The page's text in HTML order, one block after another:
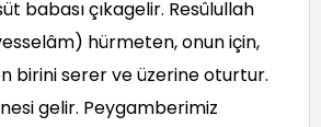
babası çıkagelir. Resûlullah
hürmeten, onun için,
birini serer ve üzerine oturtur.
gelir. Peygamberimiz